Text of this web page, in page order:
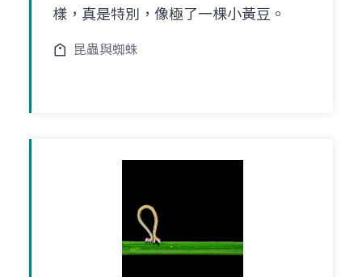
樣，真是特別，像極了一棵小黃豆。
昆蟲與蜘蛛